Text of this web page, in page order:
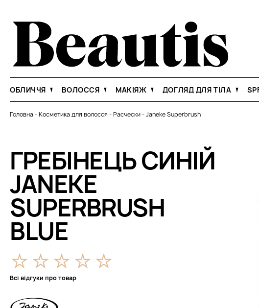
ОБЛИЧЧЯ ВОЛОССЯ МАКІЯЖ ДОГЛЯД ДЛЯ ТІЛА
Головна-Косметика для волосся -Расчески-Janeke Superbrush
ГРЕБІНЕЦЬ СИНІЙ
JANEKE
SUPERBRUSH
BLUE
Всі відгуки про товар